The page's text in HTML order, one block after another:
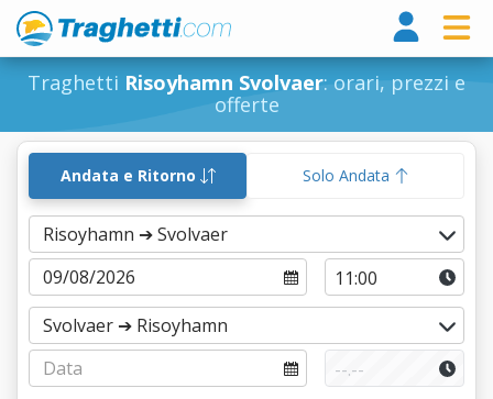
Traghetti Risoyhamn Svolvaer: orari, prezzi e
offerte
Andata e Ritorno Solo Andata